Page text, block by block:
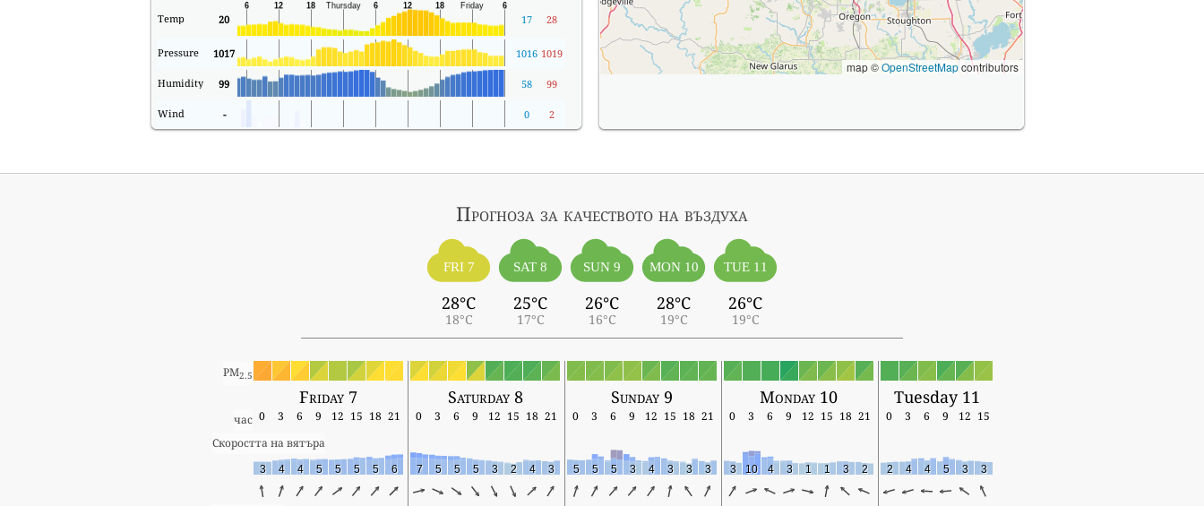
Temp 20 17 28
Pressure 1017 1016 1019
Humidity 99 58 99
Wind - 0 2
map ©OpenStreetMapcontributors
Прогноза за качеството на въздуха
FRI 7
28°C
18°C
SAT 8
25°C
17°C
SUN 9
26°C
16°C
MON 10
28°C
19°C
TUE 11
26°C
19°C
PM2.5
Friday 7 Saturday 8 Sunday 9 Monday 10 Tuesday 11
час 0 3 6 9 12 15 18 21 0 3 6 9 12 15 18 21 0 3 6 9 12 15 18 21 0 3 6 9 12 15 18 21 0 3 6 9 12 15
Скоростта на вятъра
3 4 4 5 5 5 5 6 7 5 5 5 3 2 4 3 5 5 5 3 4 3 3 3 3 10 4 3 1 1 3 2 2 4 4 5 3 3